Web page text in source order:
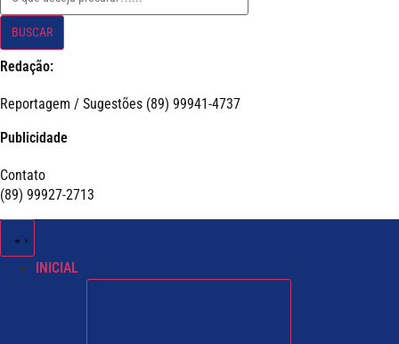
BUSCAR
Redação:
Reportagem / Sugestões (89) 99941-4737
Publicidade
Contato
(89) 99927-2713
INICIAL